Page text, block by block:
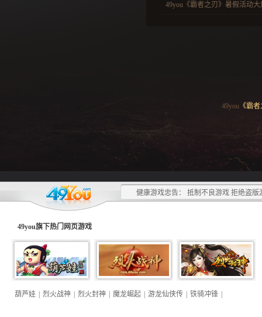
49you《霸者之刃》暑假活动大
49you《霸者
健康游戏忠告： 抵制不良游戏 拒绝盗
49you旗下热门 网页游戏
葫芦娃 烈火战神 烈火封神 魔龙崛起 游龙仙侠传 铁骑冲锋